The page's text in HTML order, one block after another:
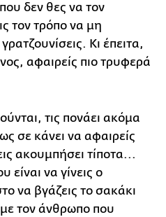
δεν θες να τον
τον τρόπο να μη
Κι έπειτα,
αφαιρείς πιο τρυφερά
τις πονάει ακόμα
σε κάνει να αφαιρείς
ακουμπήσει τίποτα...
είναι να γίνεις ο
να βγάζεις το σακάκι
με τον άνθρωπο που